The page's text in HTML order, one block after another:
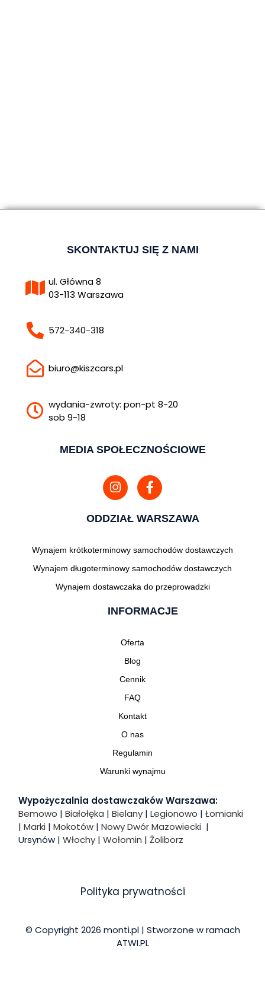
SKONTAKTUJ SIĘ Z NAMI
ul. Główna 8
03-113 Warszawa
572-340-318
biuro@kiszcars.pl
wydania-zwroty: pon-pt 8-20
sob 9-18
MEDIA SPOŁECZNOŚCIOWE
ODDZIAŁ WARSZAWA
Wynajem krótkoterminowy samochodów dostawczych
Wynajem długoterminowy samochodów dostawczych
Wynajem dostawczaka do przeprowadzki
INFORMACJE
Oferta
Blog
Cennik
FAQ
Kontakt
O nas
Regulamin
Warunki wynajmu
Wypożyczalnia dostawczaków Warszawa:
Bemowo | Białołęka | Bielany | Legionowo | Łomianki
| Marki | Mokotów | Nowy Dwór Mazowiecki |
Ursynów | Włochy | Wołomin | Żoliborz
Polityka prywatności
© Copyright 2026 monti.pl | Stworzone w ramach
ATWI.PL